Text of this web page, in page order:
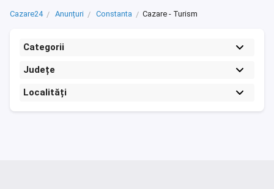
Cazare24 Anunțuri Constanta Cazare - Turism
Categorii
Județe
Localități